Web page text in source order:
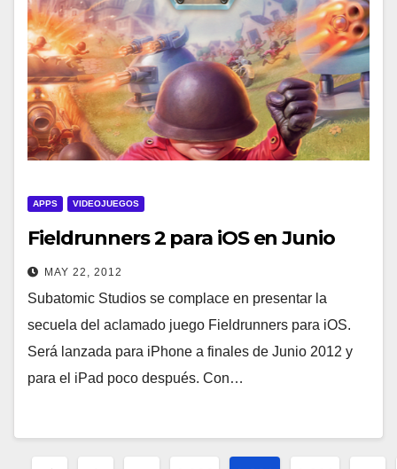
APPS VIDEOJUEGOS
Fieldrunners 2 para iOS en Junio
MAY 22, 2012
Subatomic Studios se complace en presentar la
secuela del aclamado juego Fieldrunners para iOS.
Será lanzada para iPhone a finales de Junio 2012 y
para el iPad poco después. Con…